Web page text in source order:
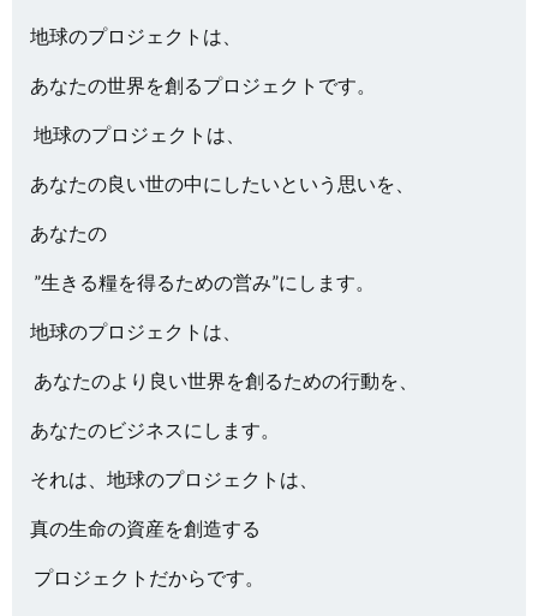
地球のプロジェクトは、
あなたの世界を創るプロジェクトです。
地球のプロジェクトは、
あなたの良い世の中にしたいという思いを、
あなたの
”生きる糧を得るための営み”にします。
地球のプロジェクトは、
あなたのより良い世界を創るための行動を、
あなたのビジネスにします。
それは、地球のプロジェクトは、
真の生命の資産を創造する
プロジェクトだからです。